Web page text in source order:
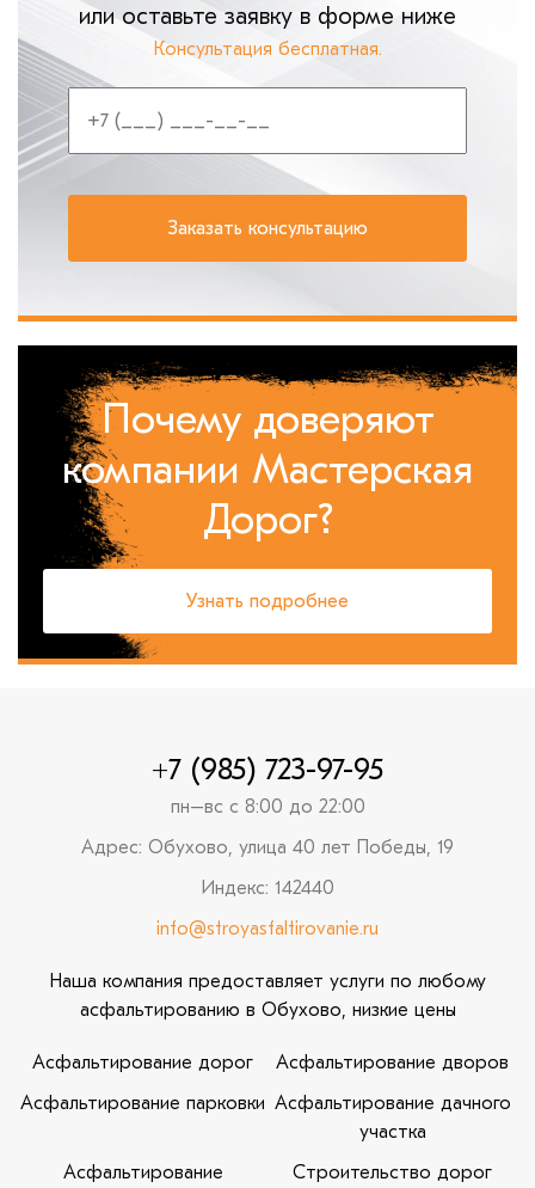
или оставьте заявку в форме ниже
Консультация бесплатная.
Почему доверяют
компании Мастерская
Дорог?
Узнать подробнее
+7 (985) 723-97-95
пн–вс с 8:00 до 22:00
Адрес: Обухово, улица 40 лет Победы, 19
Индекс: 142440
info@stroyasfaltirovanie.ru
Наша компания предоставляет услуги по любому
асфальтированию в Обухово, низкие цены
Асфальтирование дорог
Асфальтирование дворов
Асфальтирование парковки Асфальтирование дачного
участка
Асфальтирование
Строительство дорог